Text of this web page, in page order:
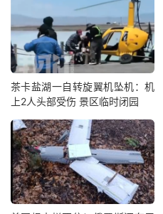
茶卡盐湖一自转旋翼机坠机：机
上2人头部受伤 景区临时闭园